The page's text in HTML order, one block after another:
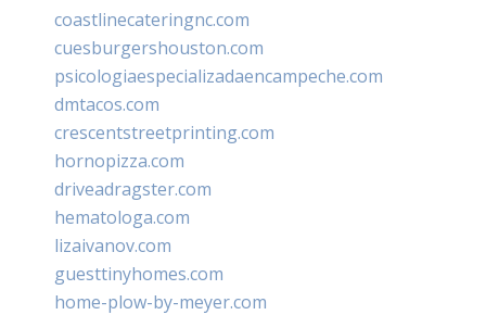
coastlinecateringnc.com
cuesburgershouston.com
psicologiaespecializadaencampeche.com
dmtacos.com
crescentstreetprinting.com
hornopizza.com
driveadragster.com
hematologa.com
lizaivanov.com
guesttinyhomes.com
home-plow-by-meyer.com